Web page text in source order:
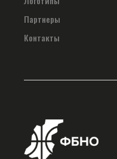
Партнеры
Контакты